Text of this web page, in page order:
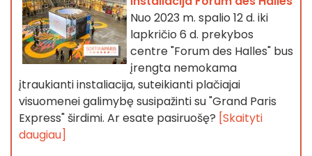
Nuo 2023 m. spalio 12 d. iki
lapkričio 6 d. prekybos
centre "Forum des Halles" bus
įrengta nemokama
įtraukianti instaliacija, suteikianti plačiajai
visuomenei galimybę susipažinti su "Grand Paris
Express" širdimi. Ar esate pasiruošę? [Skaityti
daugiau]